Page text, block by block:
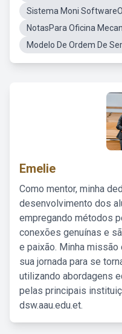
Sistema Moni
NotasPara Oficina
Modelo De Ordem De
Emelie
Como mentor, minha
desenvolvimento dos
empregando métodos
conexões genuínas e
e paixão. Minha
sua jornada para se
utilizando abordagens
pelas principais
dsw.aau.edu.et.